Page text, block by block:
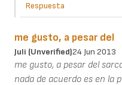
Respuesta
me gusto, a pesar del
Juli (unverified)24 Jun 2013
me gusto, a pesar del
nada de acuerdo es en la